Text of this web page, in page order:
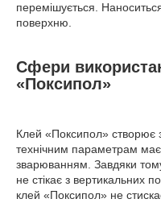
перемішується.
поверхню.
Сфери
«Поксипол»
Клей «Поксипол» створює
технічним параметрам
зварюванням. Завдяки
не стікає з вертикальних
клей «Поксипол» не